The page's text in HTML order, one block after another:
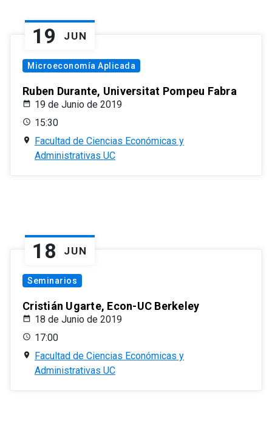
19 JUN
Microeconomía Aplicada
Ruben Durante, Universitat Pompeu Fabra
19 de Junio de 2019
15:30
Facultad de Ciencias Económicas y
Administrativas UC
18 JUN
Seminarios
Cristián Ugarte, Econ-UC Berkeley
18 de Junio de 2019
17:00
Facultad de Ciencias Económicas y
Administrativas UC